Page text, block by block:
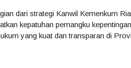
dari strategi Kanwil Kemenkum
kepatuhan pemangku
yang kuat dan transparan di